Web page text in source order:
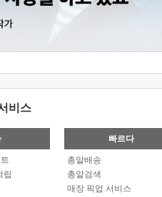
비스
립
빠르다
총알배송
총알검색
매장 픽업 서비스